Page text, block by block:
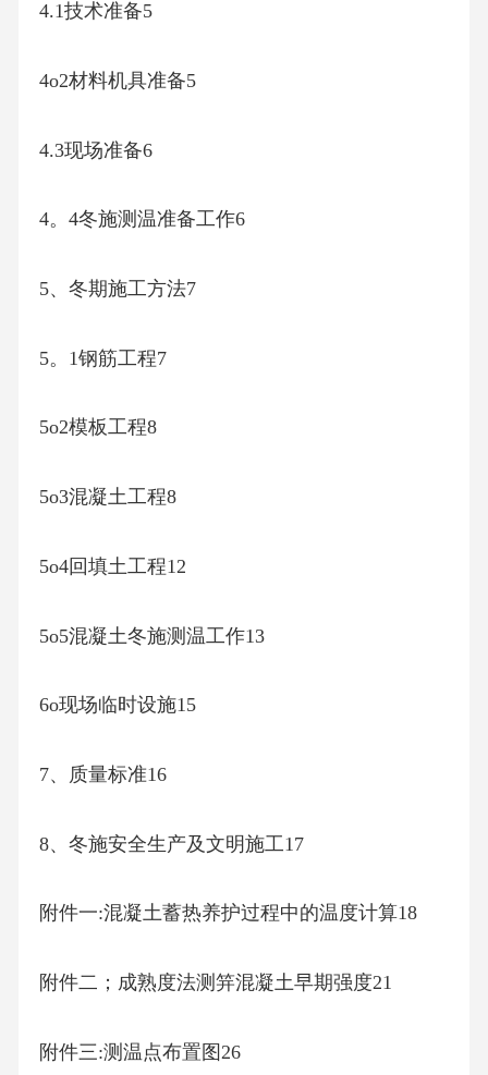
4.1技术准备5
4o2材料机具准备5
4.3现场准备6
4。4冬施测温准备工作6
5、冬期施工方法7
5。1钢筋工程7
5o2模板工程8
5o3混凝土工程8
5o4回填土工程12
5o5混凝土冬施测温工作13
6o现场临时设施15
7、质量标准16
8、冬施安全生产及文明施工17
附件一:混凝土蓄热养护过程中的温度计算18
附件二；成熟度法测笄混凝土早期强度21
附件三:测温点布置图26